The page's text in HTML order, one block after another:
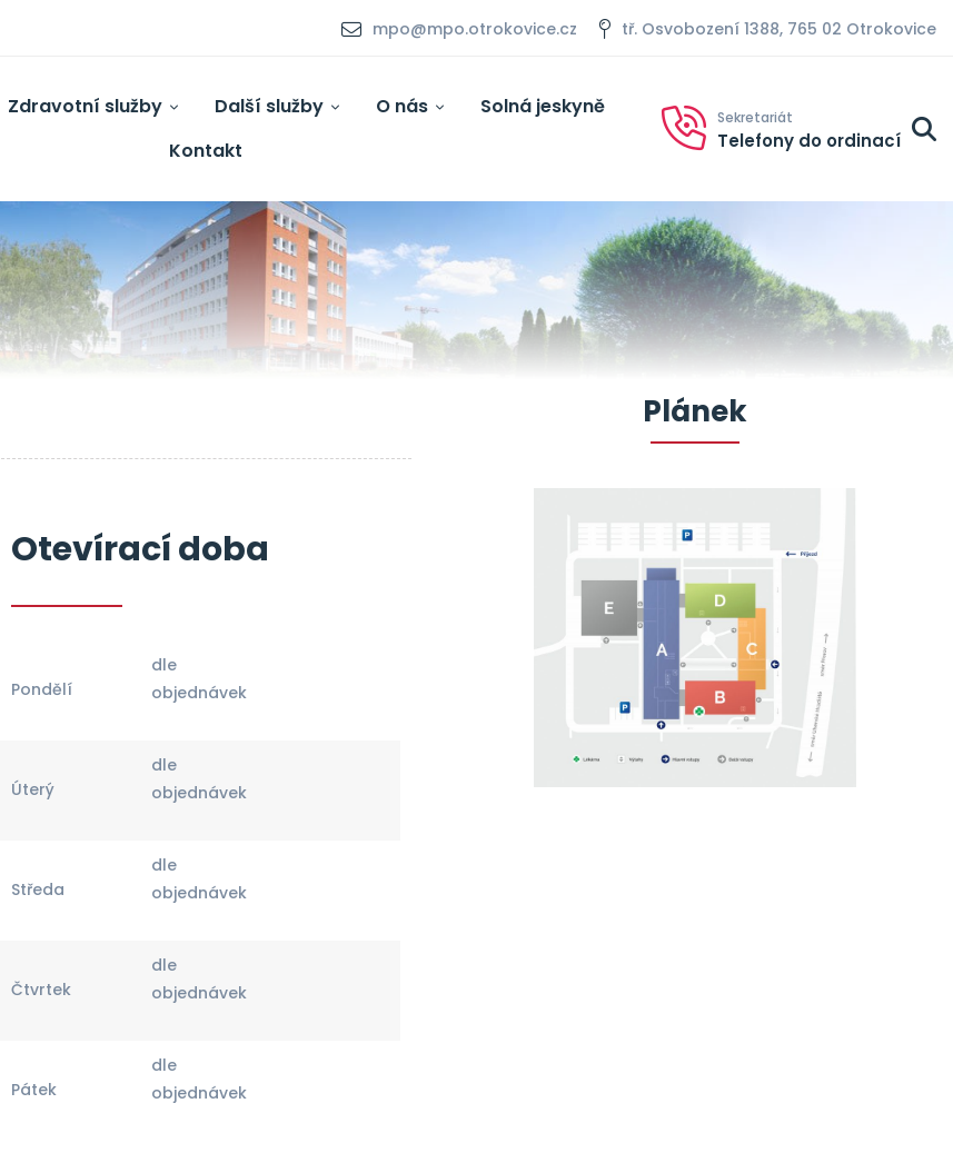
mpo@mpo.otrokovice.cz tř. Osvobození 1388, 765 02 Otrokovice
Zdravotní služby Další služby O nás
Solná jeskyně
Kontakt
Sekretariát
Telefony do ordinací
Otevírací doba
Pondělí
dle
objednávek
Úterý
dle
objednávek
Středa
dle
objednávek
Čtvrtek
dle
objednávek
Pátek
dle
objednávek
Plánek